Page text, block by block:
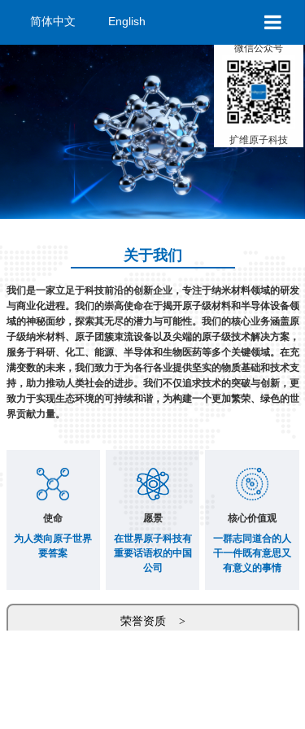
简体中文 English
扩
产
关于我们
使命
为人类向原子世界
要答案
愿景
在世界原子科技有
重要话语权的中国
公司
核心价值观
一群志同道合的人
干一件既有意思又
有意义的事情
荣誉资质    >
我们是一家立足于科技前沿的创新企业，专注于纳米材料领域的研发
与商业化进程。我们的崇高使命在于揭开原子级材料和半导体设备领
域的神秘面纱，探索其无尽的潜力与可能性。我们的核心业务涵盖原
子级纳米材料、原子团簇束流设备以及尖端的原子级技术解决方案，
服务于科研、化工、能源、半导体和生物医药等多个关键领域。在充
满变数的未来，我们致力于为各行各业提供坚实的物质基础和技术支
持，助力推动人类社会的进步。我们不仅追求技术的突破与创新，更
致力于实现生态环境的可持续和谐，为构建一个更加繁荣、绿色的世
界贡献力量。
微信公众号
扩维原子科技